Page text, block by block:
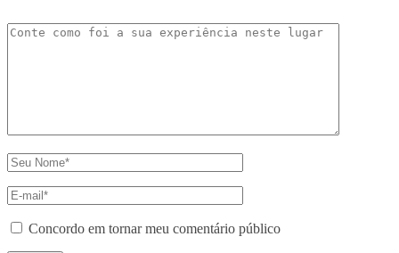
Concordo em tornar meu comentário público